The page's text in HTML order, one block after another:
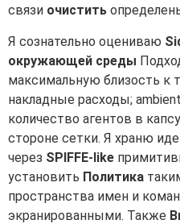
связи очистить
Я сознательно оцениваю
окружающей среды
максимальную близость к
накладные расходы;
количество агентов в
стороне сетки. Я храню
через SPIFFE-like
установить Политика
пространства имен и
экранированными. Также